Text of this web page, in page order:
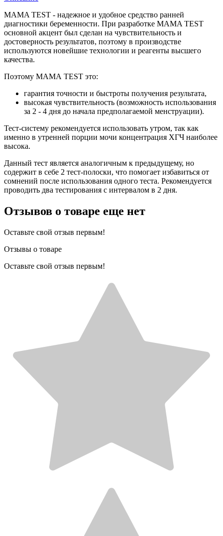
MAMA TEST - надежное и удобное средство ранней
диагностики беременности. При разработке MAMA TEST
основной акцент был сделан на чувствительность и
достоверность результатов, поэтому в производстве
используются новейшие технологии и реагенты высшего
качества.
Поэтому МАМА TEST это:
гарантия точности и быстроты получения результата,
высокая чувствительность (возможность использования
за 2 - 4 дня до начала предполагаемой менструации).
Тест-систему рекомендуется использовать утром, так как
именно в утренней порции мочи концентрация ХГЧ наиболее
высока.
Данный тест является аналогичным к предыдущему, но
содержит в себе 2 тест-полоски, что помогает избавиться от
сомнений после использования одного теста. Рекомендуется
проводить два тестирования с интервалом в 2 дня.
Отзывов о товаре еще нет
Оставьте свой отзыв первым!
Отзывы о товаре
Оставьте свой отзыв первым!